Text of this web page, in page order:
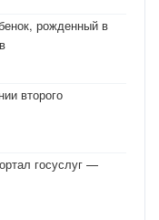
рожденный в
второго
госуслуг —